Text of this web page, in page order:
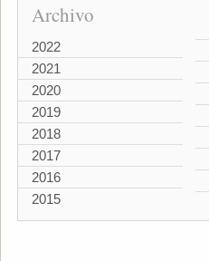
Archivo
2022
2021
2020
2019
2018
2017
2016
2015